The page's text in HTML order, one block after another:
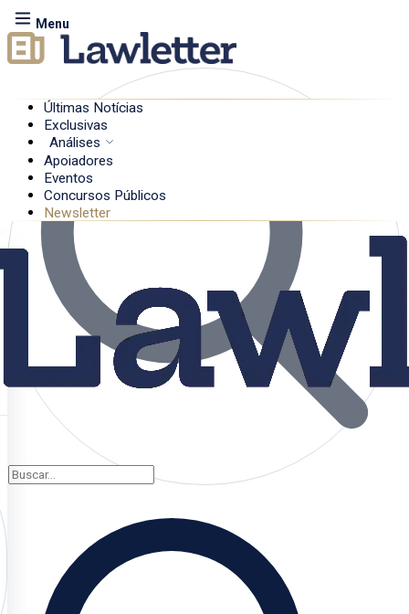
Menu
Últimas Notícias
Exclusivas
Análises
Apoiadores
Eventos
Concursos Públicos
Newsletter